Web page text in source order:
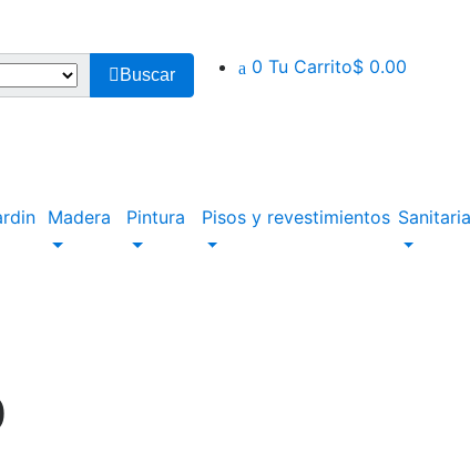
Buscar 0 Tu Carrito$ 0.00
Madera Pintura Pisos y revestimientos